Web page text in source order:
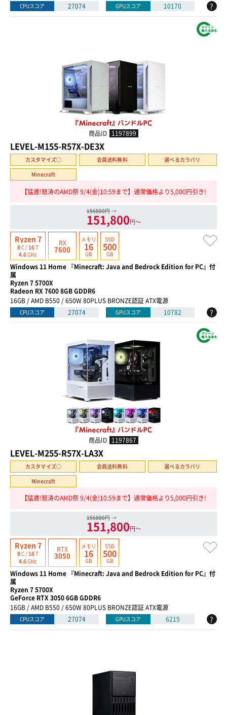
CPUスコア 27074 GPUスコア 10170 ?
商品ID 1197899
LEVEL-M155-R57X-DE3X
カスタマイズ○ 会員送料無料
選べるカラバリ
Minecraft
【猛進!怒涛のAMD祭 9/4(金)10:59まで】通常価格より5,000円引き!
156800円 →
151,800円〜
Ryzen 7
8C / 16T
4.6GHz
RX
7600
メモリ
16
GB
SSD
500
GB
Windows 11 Home 『Minecraft: Java and Bedrock Edition for PC』付
属
Ryzen 7 5700X
Radeon RX 7600 8GB GDDR6
16GB / AMD B550 / 650W 80PLUS BRONZE認証 ATX電源
CPUスコア 27074 GPUスコア 10782 ?
商品ID 1197867
LEVEL-M255-R57X-LA3X
カスタマイズ○ 会員送料無料
選べるカラバリ
Minecraft
【猛進!怒涛のAMD祭 9/4(金)10:59まで】通常価格より5,000円引き!
156800円 →
151,800円〜
Ryzen 7
8C /16T
4.6GHz
RTX
3050
メモリ
16
GB
SSD
500
GB
Windows 11 Home 『Minecraft: Java and Bedrock Edition for PC』付
属
Ryzen 7 5700X
GeForce RTX 3050 6GB GDDR6
16GB / AMD B550 / 650W 80PLUS BRONZE認証 ATX電源
CPUスコア 27074 GPUスコア 6215 ?